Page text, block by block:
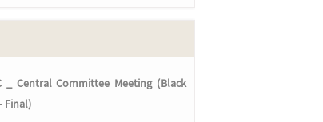
_ Central Committee Meeting (Black
Final)